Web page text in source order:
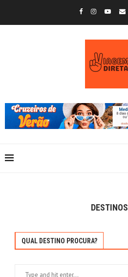
DESTINOS
QUAL DESTINO PROCURA?